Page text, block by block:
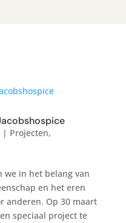
| Projecten,
we in het belang van
en het eren
anderen. Op 30 maart
speciaal project te